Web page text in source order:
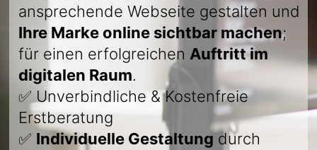
ansprechende Webseite gestalten und
Ihre Marke online sichtbar machen;
für einen erfolgreichen Auftritt im
digitalen Raum.
✅ Unverbindliche & Kostenfreie
Erstberatung
✅ Individuelle Gestaltung durch